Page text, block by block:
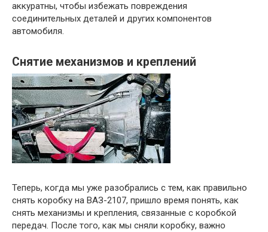
аккуратны, чтобы избежать повреждения
соединительных деталей и других компонентов
автомобиля.
Снятие механизмов и креплений
Теперь, когда мы уже разобрались с тем, как правильно
снять коробку на ВАЗ-2107, пришло время понять, как
снять механизмы и крепления, связанные с коробкой
передач. После того, как мы сняли коробку, важно